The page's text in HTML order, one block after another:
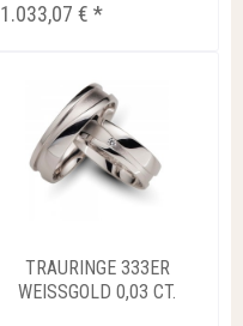
1.033,07 € *
TRAURINGE 333ER
WEISSGOLD 0,03 CT.